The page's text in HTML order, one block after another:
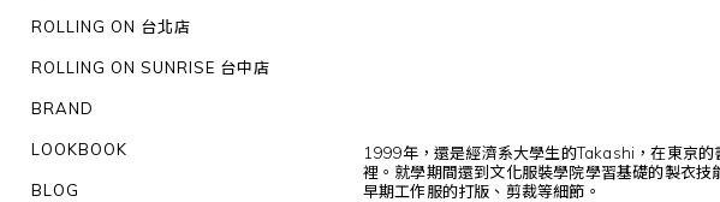
ROLLING ON 台北店
ROLLING ON SUNRISE 台中店
BRAND
LOOKBOOK
BLOG
1999年，還是經濟系大學生的Takashi，在東京
裡。就學期間還到文化服裝學院學習基礎的製衣
早期工作服的打版、剪裁等細節。